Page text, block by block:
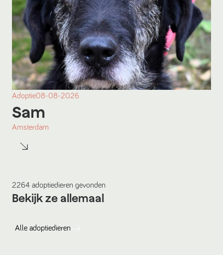
Adoptie08-08-2026
Sam
Amsterdam
2264 adoptiedieren gevonden
Bekijk ze allemaal
Alle adoptiedieren